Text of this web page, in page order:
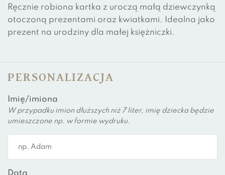
Ręcznie robiona kartka z uroczą małą dziewczynką
otoczoną prezentami oraz kwiatkami. Idealna jako
prezent na urodziny dla małej księżniczki.
PERSONALIZACJA
Imię/imiona
W przypadku imion dłuższych niż 7 liter, imię dziecka będzie
umieszczone np. w formie wydruku.
Data